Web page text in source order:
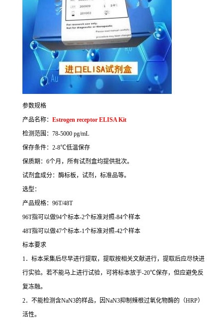
参数规格
产品名称： Estrogen receptor ELISA Kit
检测范围： 78-5000 pg/mL
保存条件： 2-8℃低温保存
保质期： 6个月，所有试剂盒均提供批次。
试剂盒成分：酶标板，试剂，标准品等。
选型：
产品规格： 96T/48T
96T指可以做94个标本-2个标准对照-84个样本
48T指可以做47个标本-1个标准对照-42个样本
标本要求
1．标本采集后尽早进行提取，提取按相关文献进行，提取后应尽快进
行实验。若不能马上进行试验，可将标本放于-20℃保存，但应避免反
复冻融。
2．不能检测含NaN3的样品，因NaN3抑制辣根过氧化物酶的（HRP）
活性。